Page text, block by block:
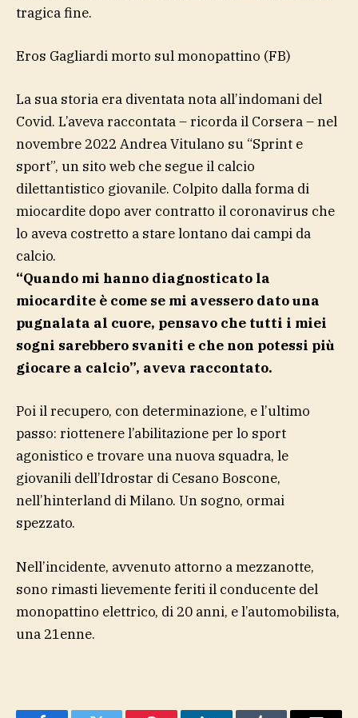
tragica fine.
Eros Gagliardi morto sul monopattino (FB)
La sua storia era diventata nota all’indomani del
Covid. L’aveva raccontata – ricorda il Corsera – nel
novembre 2022 Andrea Vitulano su “Sprint e
sport”, un sito web che segue il calcio
dilettantistico giovanile. Colpito dalla forma di
miocardite dopo aver contratto il coronavirus che
lo aveva costretto a stare lontano dai campi da
calcio.
“Quando mi hanno diagnosticato la
miocardite è come se mi avessero dato una
pugnalata al cuore, pensavo che tutti i miei
sogni sarebbero svaniti e che non potessi più
giocare a calcio”, aveva raccontato.
Poi il recupero, con determinazione, e l’ultimo
passo: riottenere l’abilitazione per lo sport
agonistico e trovare una nuova squadra, le
giovanili dell’Idrostar di Cesano Boscone,
nell’hinterland di Milano. Un sogno, ormai
spezzato.
Nell’incidente, avvenuto attorno a mezzanotte,
sono rimasti lievemente feriti il conducente del
monopattino elettrico, di 20 anni, e l’automobilista,
una 21enne.